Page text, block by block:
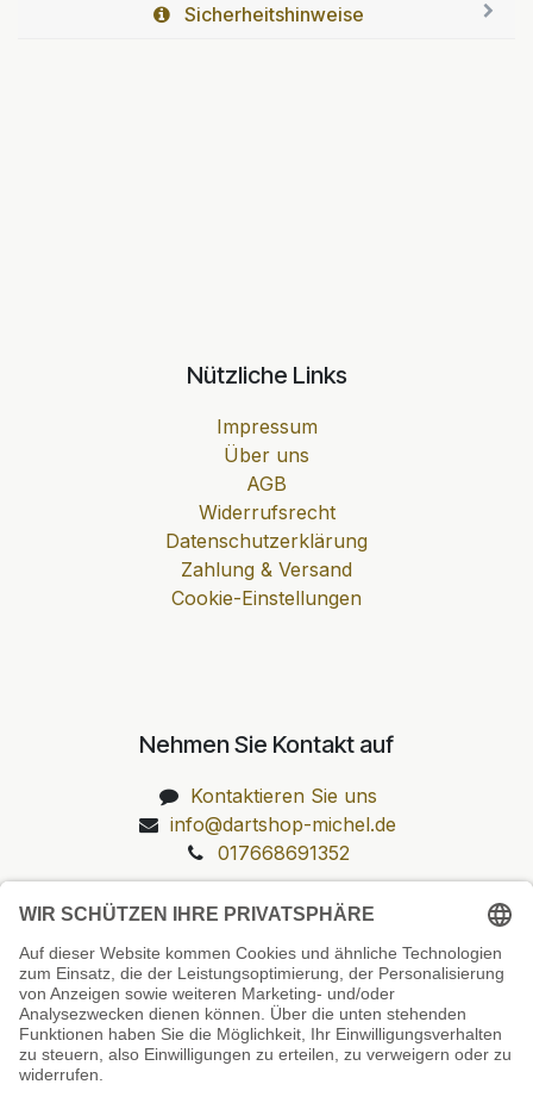
Sicherheitshinweise
Nützliche Links
Impressum
Über uns
AGB
Widerrufsrecht
Datenschutzerklärung
Zahlung & Versand
Cookie-Einstellungen
Nehmen Sie Kontakt auf
Kontaktieren Sie uns
info@dartshop-michel.de
017668691352
Unsere Prüfsiegel